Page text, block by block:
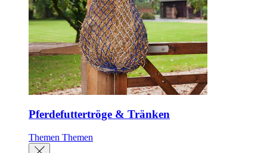
Pferdefuttertröge & Tränken
Themen Themen